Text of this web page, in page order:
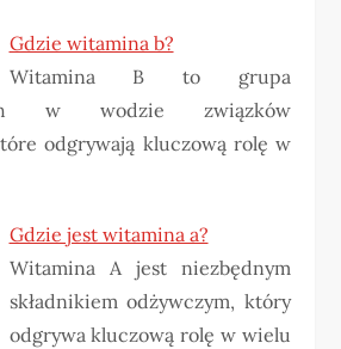
Gdzie witamina b?
Witamina B to grupa
w wodzie związków
odgrywają kluczową rolę w
Gdzie jest witamina a?
Witamina A jest niezbędnym
składnikiem odżywczym, który
odgrywa kluczową rolę w wielu